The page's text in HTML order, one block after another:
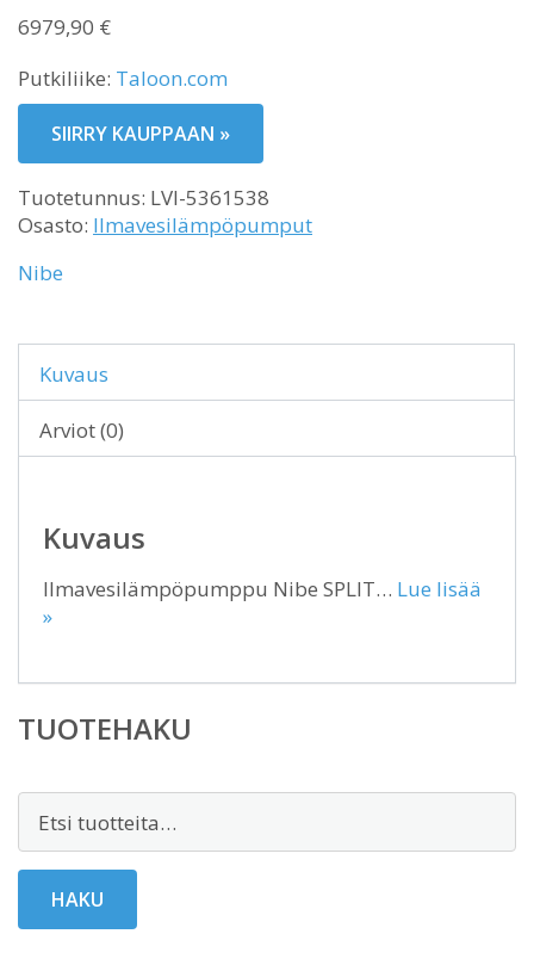
6979,90 €
Putkiliike: Taloon.com
SIIRRY KAUPPAAN »
Tuotetunnus: LVI-5361538
Osasto: Ilmavesilämpöpumput
Nibe
Kuvaus
Arviot (0)
Kuvaus
Ilmavesilämpöpumppu Nibe SPLIT… Lue lisää
»
TUOTEHAKU
HAKU